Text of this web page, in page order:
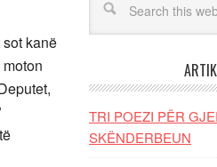
kanë
TRI POEZI PËR
SKËNDERBEUN